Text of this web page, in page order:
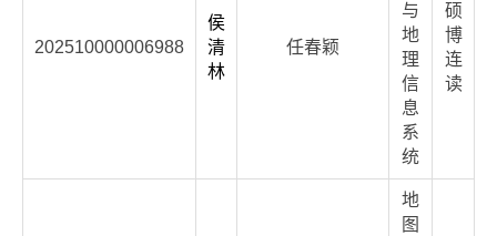
202510000006988
侯
清
林
任春颖
与
地
理
信
息
系
统
硕
博
连
读
地
图